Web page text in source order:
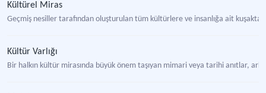
Kültürel Miras
Geçmiş nesiller tarafından oluşturulan tüm kültürlere ve insanlığa ait
Kültür Varlığı
Bir halkın kültür mirasında büyük önem taşıyan mimari veya tarihi anıtlar,